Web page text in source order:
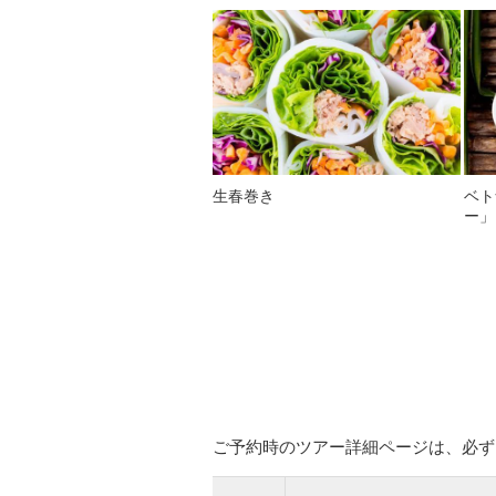
生春巻き
ベ
ー」
ご予約時のツアー詳細ページは、必